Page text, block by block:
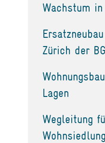
Wachstum in
Zürich der
Lagen
Wegleitung